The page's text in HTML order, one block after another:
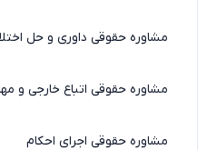
مشاوره حقوقی داوری و حل
مشاوره حقوقی اتباع خارجی و
مشاوره حقوقی اجرای احکام